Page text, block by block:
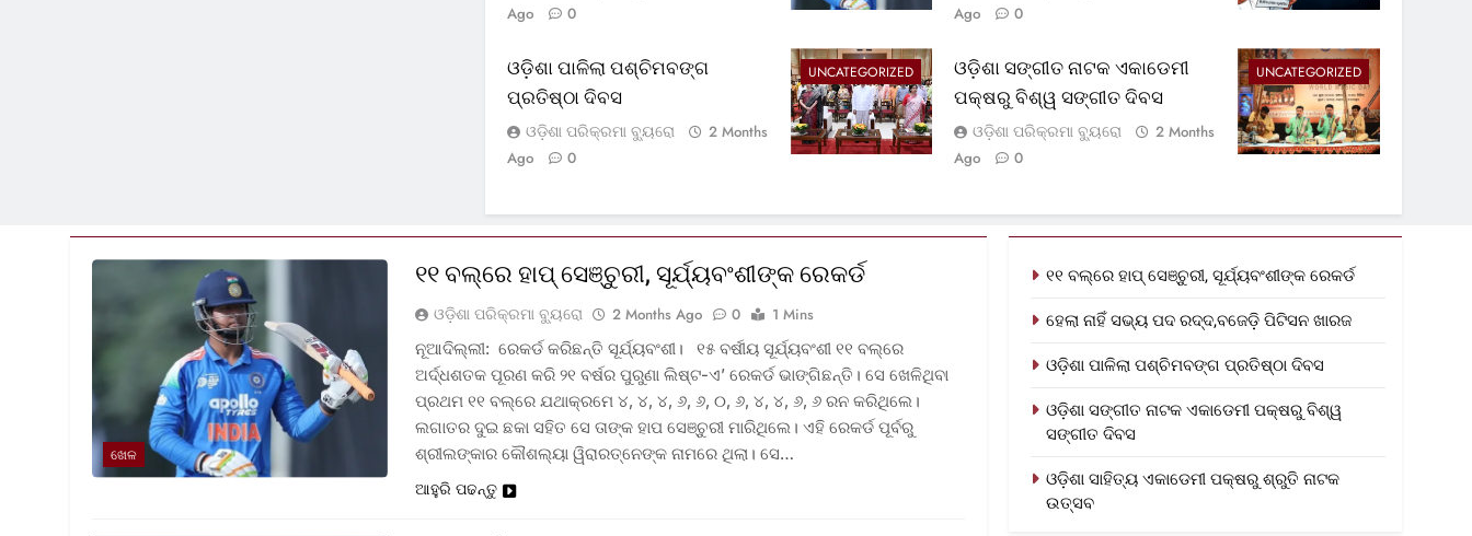
Ago
0
Ago
0
UNCATEGORIZED
ଓଡ଼ିଶା ପାଳିଲା ପଶ୍ଚିମବଙ୍ଗ
ପ୍ରତିଷ୍ଠା ଦିବସ
ଓଡ଼ିଶା ପରିକ୍ରମା ବ୍ୟୁରୋ
2 Months
Ago
0
UNCATEGORIZED
ଓଡ଼ିଶା ସଙ୍ଗୀତ ନାଟକ ଏକାଡେମୀ
ପକ୍ଷରୁ ବିଶ୍ୱ ସଙ୍ଗୀତ ଦିବସ
ଓଡ଼ିଶା ପରିକ୍ରମା ବ୍ୟୁରୋ
2 Months
Ago
0
ଖେଳ
୧୧ ବଲ୍‌ରେ ହାପ୍ ସେଞ୍ଚୁରୀ, ସୂର୍ଯ୍ୟବଂଶୀଙ୍କ ରେକର୍ଡ
ଓଡ଼ିଶା ପରିକ୍ରମା ବ୍ୟୁରୋ 2 Months Ago 0
1 Mins
ନୂଆଦିଲ୍ଲୀ: ରେକର୍ଡ କରିଛନ୍ତି ସୂର୍ଯ୍ୟବଂଶୀ। ୧୫ ବର୍ଷୀୟ ସୂର୍ଯ୍ୟବଂଶୀ ୧୧ ବଲ୍‌ରେ
ଅର୍ଦ୍ଧଶତକ ପୂରଣ କରି ୨୧ ବର୍ଷର ପୁରୁଣା ଲିଷ୍ଟ-ଏ’ ରେକର୍ଡ ଭାଙ୍ଗିଛନ୍ତି। ସେ ଖେଳିଥିବା
ପ୍ରଥମ ୧୧ ବଲ୍‌ରେ ଯଥାକ୍ରମେ ୪, ୪, ୪, ୬, ୬, ୦, ୬, ୪, ୪, ୬, ୬ ରନ କରିଥିଲେ।
ଲଗାତର ଦୁଇ ଛକା ସହିତ ସେ ତାଙ୍କ ହାପ ସେଞ୍ଚୁରୀ ମାରିଥିଲେ। ଏହି ରେକର୍ଡ ପୂର୍ବରୁ
ଶ୍ରୀଲଙ୍କାର କୌଶଲ୍ୟା ୱିରାରତ୍ନେଙ୍କ ନାମରେ ଥିଲା। ସେ…
ଆହୁରି ପଢନ୍ତୁ
୧୧ ବଲ୍‌ରେ ହାପ୍ ସେଞ୍ଚୁରୀ, ସୂର୍ଯ୍ୟବଂଶୀଙ୍କ ରେକର୍ଡ
ହେଲା ନାହିଁ ସଭ୍ୟ ପଦ ରଦ୍ଦ,ବଜେଡ଼ି ପିଟିସନ ଖାରଜ
ଓଡ଼ିଶା ପାଳିଲା ପଶ୍ଚିମବଙ୍ଗ ପ୍ରତିଷ୍ଠା ଦିବସ
ଓଡ଼ିଶା ସଙ୍ଗୀତ ନାଟକ ଏକାଡେମୀ ପକ୍ଷରୁ ବିଶ୍ୱ
ସଙ୍ଗୀତ ଦିବସ
ଓଡ଼ିଶା ସାହିତ୍ୟ ଏକାଡେମୀ ପକ୍ଷରୁ ଶ୍ରୁତି ନାଟକ
ଉତ୍ସବ